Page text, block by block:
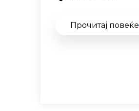
Прочитај повеќе